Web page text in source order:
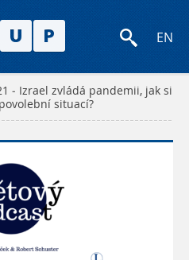
EN
- Izrael zvládá pandemii, jak si
situací?